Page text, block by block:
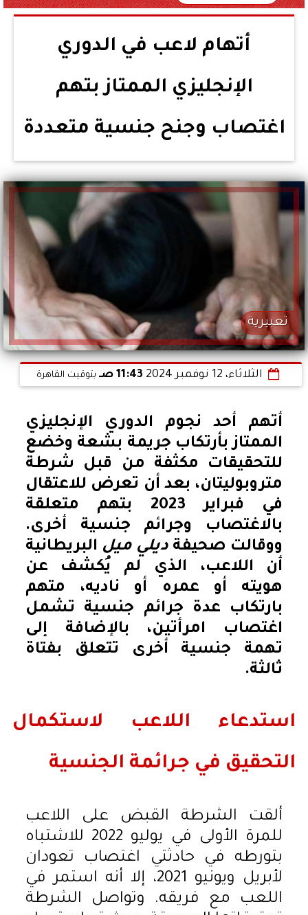
أتهام لاعب في الدوري
الإنجليزي الممتاز بتهم
اغتصاب وجنح جنسية متعددة
تعبيرية
الثلاثاء، 12 نوفمبر 2024 11:43 صـ بتوقيت القاهرة
أتهم أحد نجوم الدوري الإنجليزي
الممتاز بأرتكاب جريمة بشعة وخضع
للتحقيقات مكثفة من قبل شرطة
متروبوليتان، بعد أن تعرض للاعتقال
في فبراير 2023 بتهم متعلقة
بالاغتصاب وجرائم جنسية أخرى.
ووقالت صحيفة ديلي ميل البريطانية
أن اللاعب، الذي لم يُكشف عن
هويته أو عمره أو ناديه، متهم
بارتكاب عدة جرائم جنسية تشمل
اغتصاب امرأتين، بالإضافة إلى
تهمة جنسية أخرى تتعلق بفتاة
ثالثة.
استدعاء اللاعب لاستكمال
التحقيق في جرائمة الجنسية
ألقت الشرطة القبض على اللاعب
للمرة الأولى في يوليو 2022 للاشتباه
بتورطه في حادثتي اغتصاب تعودان
لأبريل ويونيو 2021، إلا أنه استمر في
اللعب مع فريقه. وتواصل الشرطة